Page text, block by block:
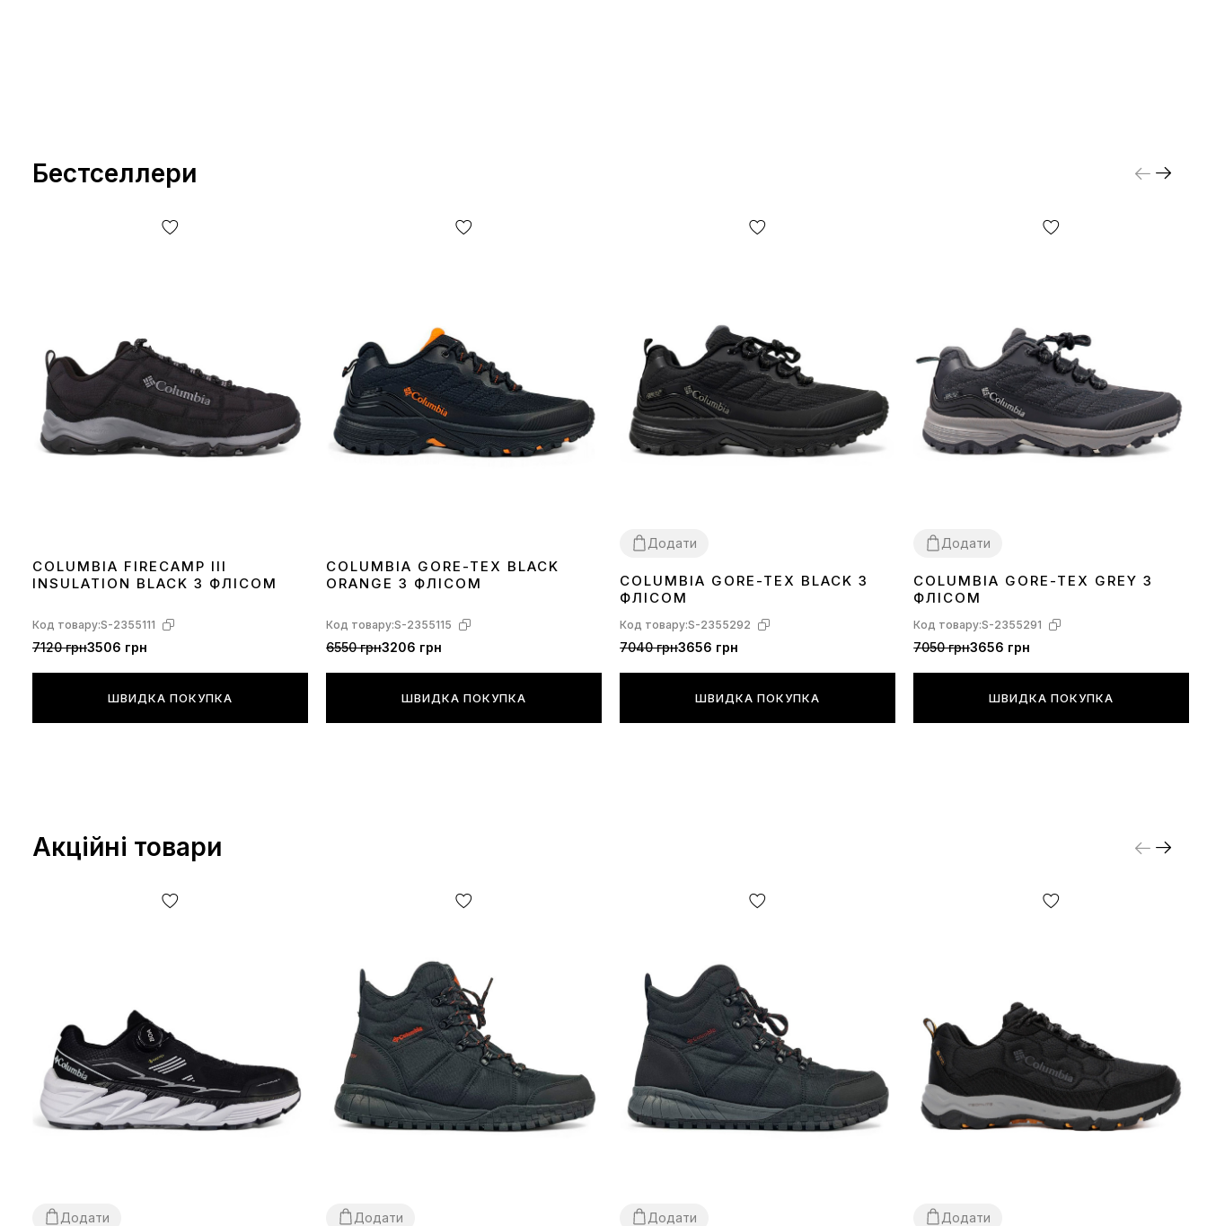
комплектацію, виробничний цикл та інше, залежно від багатьох
випуску, країни виробника тощо!
Бестселлери
COLUMBIA FIRECAMP III
INSULATION BLACK З ФЛІСОМ
Код товару:S-2355111
7120 грн3506 грн
ШВИДКА ПОКУПКА
COLUMBIA GORE-TEX BLACK
ORANGE З ФЛІСОМ
Код товару:S-2355115
6550 грн3206 грн
ШВИДКА ПОКУПКА
Додати
4445
COLUMBIA GORE-TEX BLACK З
ФЛІСОМ
Код товару:S-2355292
7040 грн3656 грн
ШВИДКА ПОКУПКА
Додати
4446
COLUMBIA GORE-TEX GREY З
ФЛІСОМ
Код товару:S-2355291
7050 грн3656 грн
ШВИДКА ПОКУПКА
Акційні товари
Додати Додати Додати Додати